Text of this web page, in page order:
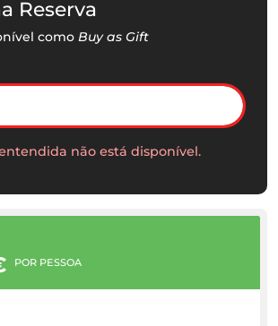
Reserva
como Buy as Gift
não está disponível.
POR PESSOA